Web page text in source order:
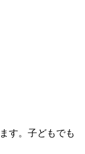
す。子どもでも